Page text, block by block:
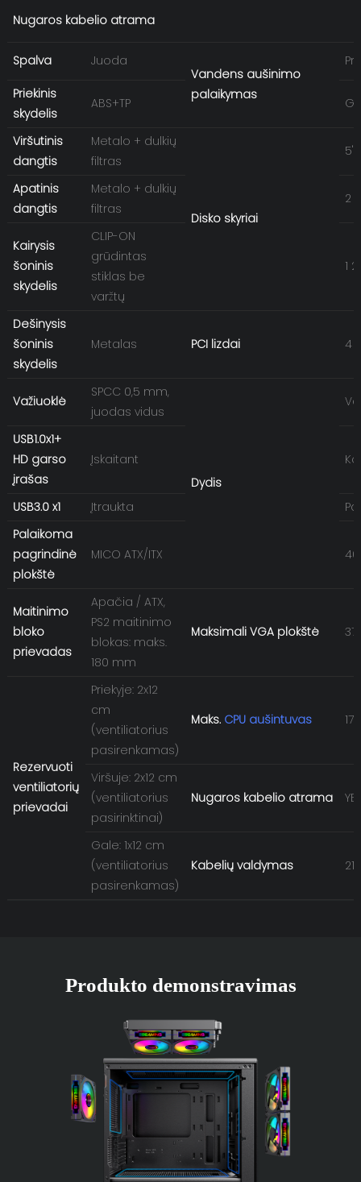
Nugaros kabelio atrama
Spalva
Juoda
Vandens aušinimo
palaikymas
Priekinis
skydelis
ABS+TP
Viršutinis
dangtis
Metalo + dulkių
filtras
Disko skyriai
Apatinis
dangtis
Metalo + dulkių
filtras
2
Kairysis
šoninis
skydelis
CLIP-ON
grūdintas
stiklas be
varžtų
1
Dešinysis
šoninis
skydelis
Metalas PCI lizdai 4
Važiuoklė
SPCC 0,5 mm,
juodas vidus
Dydis
USB1.0x1+
HD garso
įrašas
Įskaitant
USB3.0 x1 Įtraukta
Palaikoma
pagrindinė
plokštė
MICO ATX/ITX
Maitinimo
bloko
prievadas
Apačia / ATX,
PS2 maitinimo
blokas: maks.
180 mm
Maksimali VGA plokštė
Rezervuoti
ventiliatorių
prievadai
Priekyje: 2x12
cm
(ventiliatorius
pasirenkamas)
Maks. CPU aušintuvas
Viršuje: 2x12 cm
(ventiliatorius
pasirinktinai)
Nugaros kabelio atrama
Gale: 1x12 cm
(ventiliatorius
pasirenkamas)
Kabelių valdymas
Produkto demonstravimas